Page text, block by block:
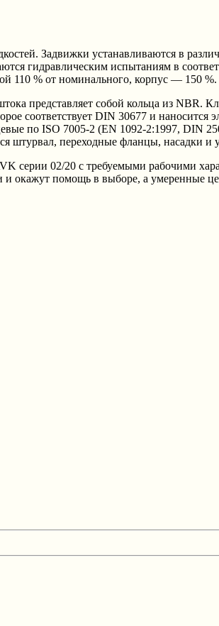
Задвижки устанавливаются в
гидравлическим испытаниям в
110 % от номинального, корпус — 150 %.
представляет собой кольца из NBR.
соответствует DIN 30677 и наносится
по ISO 7005-2 (EN 1092-2:1997, DIN
штурвал, переходные фланцы, насадки и
02/20 с требуемыми рабочими
и окажут помощь в выборе, а умеренные